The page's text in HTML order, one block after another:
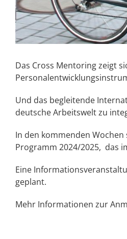
Das Cross Mentoring zeigt
Und das begleitende
deutsche Arbeitswelt zu
In den kommenden
Programm 2024/2025, das
Eine
geplant.
Mehr Informationen zur